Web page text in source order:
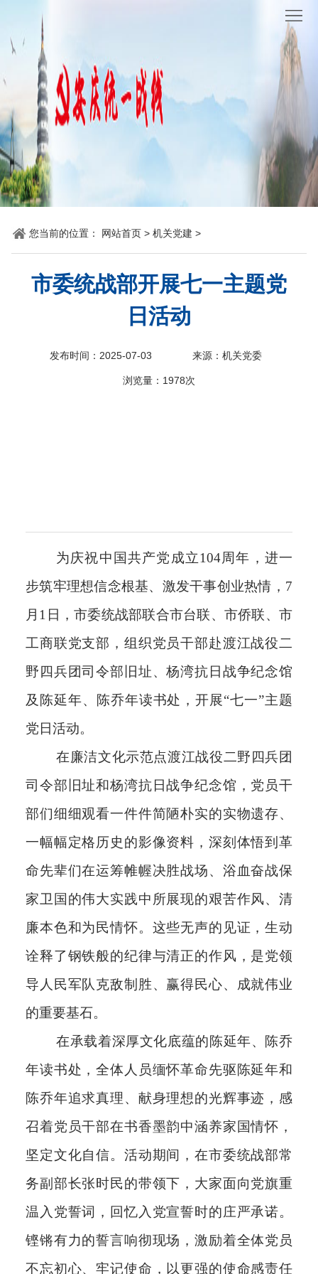
站
首
页
闻
聚
焦
统
战
时
讯
各
地
动
态
机
关
党
他
您当前的位置： 网站首页 > 机关党建 >
市委统战部开展七一主题党
日活动
发布时间：2025-07-03 来源：机关党委
浏览量： 1978次
为庆祝中国共产党成立104周年，进一
步筑牢理想信念根基、激发干事创业热情，7
月1日，市委统战部联合市台联、市侨联、市
工商联党支部，组织党员干部赴渡江战役二
野四兵团司令部旧址、杨湾抗日战争纪念馆
及陈延年、陈乔年读书处，开展“七一”主题
党日活动。
在廉洁文化示范点渡江战役二野四兵团
司令部旧址和杨湾抗日战争纪念馆，党员干
部们细细观看一件件简陋朴实的实物遗存、
一幅幅定格历史的影像资料，深刻体悟到革
命先辈们在运筹帷幄决胜战场、浴血奋战保
家卫国的伟大实践中所展现的艰苦作风、清
廉本色和为民情怀。这些无声的见证，生动
诠释了钢铁般的纪律与清正的作风，是党领
导人民军队克敌制胜、赢得民心、成就伟业
的重要基石。
在承载着深厚文化底蕴的陈延年、陈乔
年读书处，全体人员缅怀革命先驱陈延年和
陈乔年追求真理、献身理想的光辉事迹，感
召着党员干部在书香墨韵中涵养家国情怀，
坚定文化自信。活动期间，在市委统战部常
务副部长张时民的带领下，大家面向党旗重
温入党誓词，回忆入党宣誓时的庄严承诺。
铿锵有力的誓言响彻现场，激励着全体党员
不忘初心、牢记使命，以更强的使命感责任